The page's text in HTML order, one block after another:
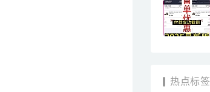
热点标签